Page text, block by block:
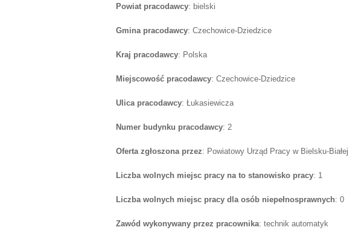
Powiat pracodawcy: bielski
Gmina pracodawcy: Czechowice-Dziedzice
Kraj pracodawcy: Polska
Miejscowość pracodawcy: Czechowice-Dziedzice
Ulica pracodawcy: Łukasiewicza
Numer budynku pracodawcy: 2
Oferta zgłoszona przez: Powiatowy Urząd Pracy w Bielsku-Białej
Liczba wolnych miejsc pracy na to stanowisko pracy: 1
Liczba wolnych miejsc pracy dla osób niepełnosprawnych: 0
Zawód wykonywany przez pracownika: technik automatyk